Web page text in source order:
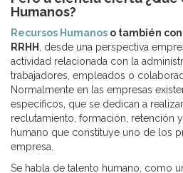
Humanos?
Recursos Humanos o también
RRHH
, desde una perspectiva
actividad relacionada con la
trabajadores, empleados o
Normalmente en las empresas
específicos, que se dedican a
reclutamiento, formación, retención
humano que constituye uno de los
empresa.
Se habla de talento humano, como